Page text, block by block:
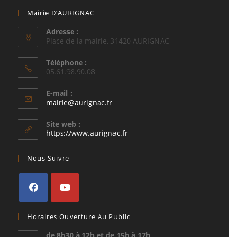
Mairie D’AURIGNAC
Adresse :
Place de la mairie, 31420 AURIGNAC
Téléphone :
05.61.98.90.08
E-mail :
mairie@aurignac.frS’ouvre
application
Site web :
https://www.aurignac.fr
Nous Suivre
dans
un
dans
un
Horaires Ouverture Au Public